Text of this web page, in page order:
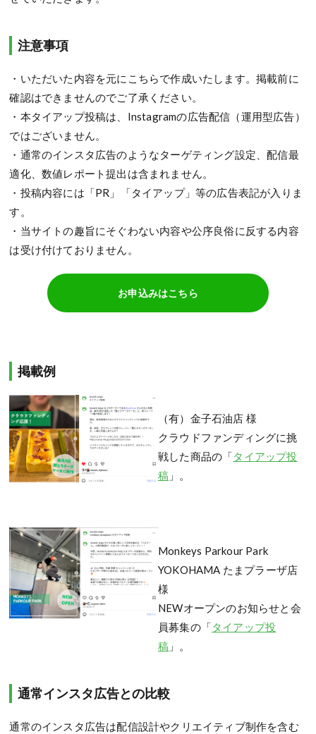
注意事項
・いただいた内容を元にこちらで作成いたします。掲載前に
確認はできませんのでご了承ください。
・本タイアップ投稿は、Instagramの広告配信（運用型広告）
ではございません。
・通常のインスタ広告のようなターゲティング設定、配信最
適化、数値レポート提出は含まれません。
・投稿内容には「PR」「タイアップ」等の広告表記が入りま
す。
・当サイトの趣旨にそぐわない内容や公序良俗に反する内容
は受け付けておりません。
お申込みはこちら
掲載例
（有）金子石油店 様
クラウドファンディングに挑
戦した商品の「タイアップ投
稿 」。
Monkeys Parkour Park
YOKOHAMA たまプラーザ店
様
NEWオープンのお知らせと会
員募集の「タイアップ投
稿 」。
通常インスタ広告との比較
通常のインスタ広告は配信設計やクリエイティブ制作を含む